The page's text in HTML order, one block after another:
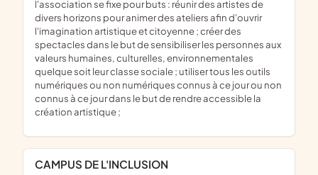
l'association se fixe pour buts : réunir des artistes de
divers horizons pour animer des ateliers afin d'ouvrir
l'imagination artistique et citoyenne ; créer des
spectacles dans le but de sensibiliser les personnes aux
valeurs humaines, culturelles, environnementales
quelque soit leur classe sociale ; utiliser tous les outils
numériques ou non numériques connus à ce jour ou non
connus à ce jour dans le but de rendre accessible la
création artistique ;
CAMPUS DE L'INCLUSION